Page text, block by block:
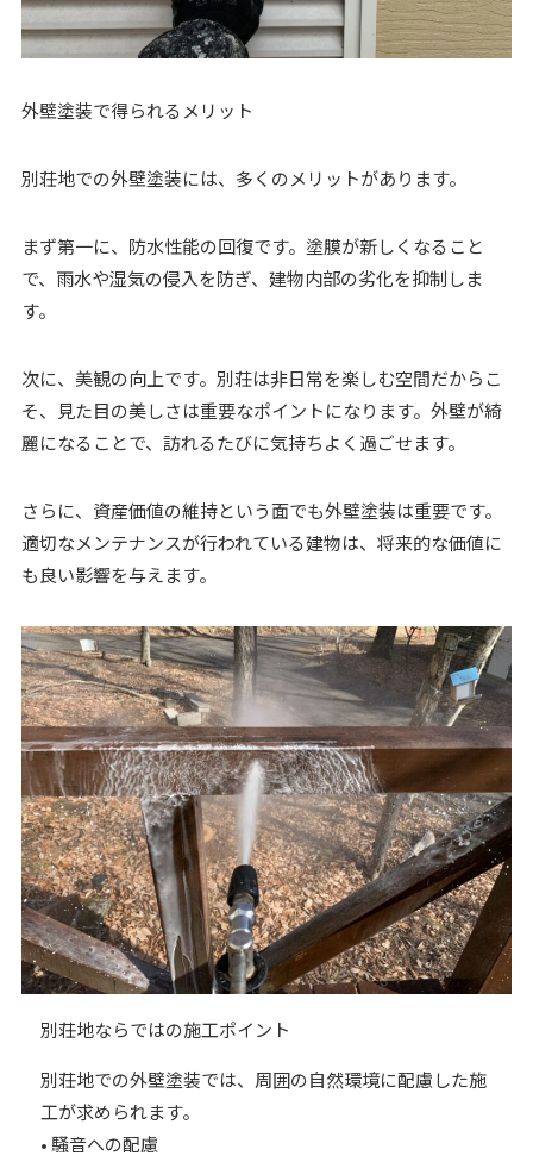
外壁塗装で得られるメリット
別荘地での外壁塗装には、多くのメリットがあります。
まず第一に、防水性能の回復です。塗膜が新しくなること
で、雨水や湿気の侵入を防ぎ、建物内部の劣化を抑制しま
す。
次に、美観の向上です。別荘は非日常を楽しむ空間だからこ
そ、見た目の美しさは重要なポイントになります。外壁が綺
麗になることで、訪れるたびに気持ちよく過ごせます。
さらに、資産価値の維持という面でも外壁塗装は重要です。
適切なメンテナンスが行われている建物は、将来的な価値に
も良い影響を与えます。
別荘地ならではの施工ポイント
別荘地での外壁塗装では、周囲の自然環境に配慮した施
工が求められます。
• 騒音への配慮